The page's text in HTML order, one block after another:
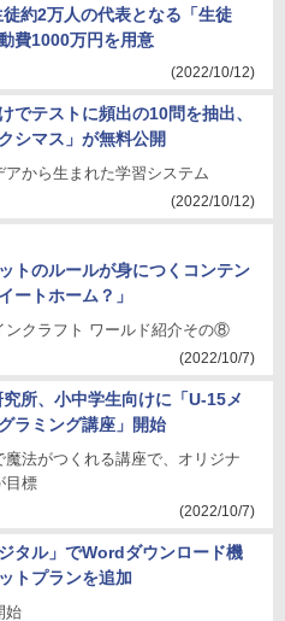
約2万人の代表となる「生徒
費1000万円を用意
(2022/10/12)
でテストに頻出の10問を抽出、
シマス」が無料公開
アから生まれた学習システム
(2022/10/12)
トのルールが身につくコンテン
ートホーム？」
クラフト ワールド紹介その⑧
(2022/10/7)
所、小中学生向けに「U-15メ
ラミング講座」開始
魔法がつくれる講座で、オリジナ
目標
(2022/10/7)
ジタル」でWordダウンロード機
トプランを追加
始